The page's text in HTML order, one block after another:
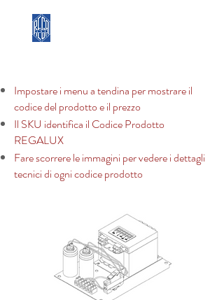
Impostare i menu a tendina per mostrare il
codice del prodotto e il prezzo
Il SKU identifica il Codice Prodotto
REGALUX
Fare scorrere le immagini per vedere i dettagli
tecnici di ogni codice prodotto